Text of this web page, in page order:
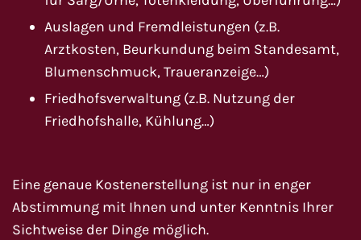
Auslagen und Fremdleistungen (z.B.
Arztkosten, Beurkundung beim Standesamt,
Blumenschmuck, Traueranzeige…)
Friedhofsverwaltung (z.B. Nutzung der
Friedhofshalle, Kühlung…)
Eine genaue Kostenerstellung ist nur in enger
Abstimmung mit Ihnen und unter Kenntnis Ihrer
Sichtweise der Dinge möglich.